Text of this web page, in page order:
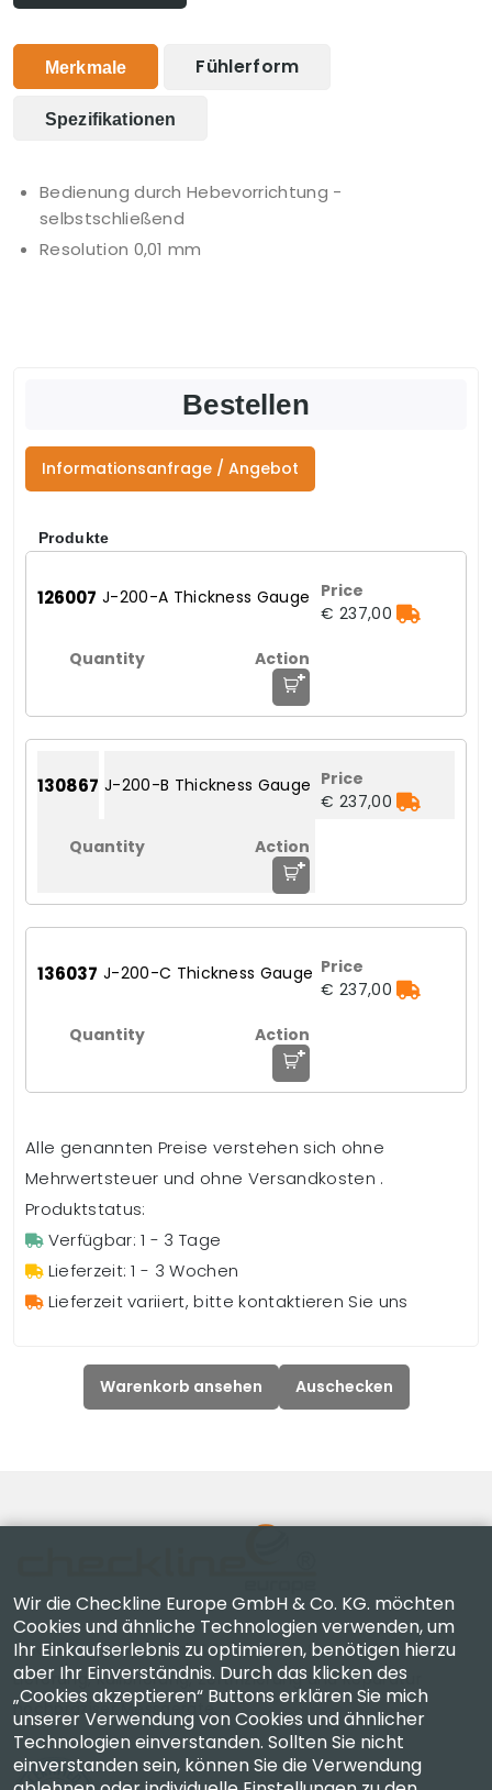
Merkmale Fühlerform
Spezifikationen
Bedienung durch Hebevorrichtung -
selbstschließend
Resolution 0,01 mm
Bestellen
Informationsanfrage / Angebot
Produkte
126007 J-200-A Thickness Gauge
€ 237,00
+
130867 J-200-B Thickness Gauge
€ 237,00
+
136037 J-200-C Thickness Gauge
€ 237,00
+
Alle genannten Preise verstehen sich ohne
Mehrwertsteuer und ohne Versandkosten .
Produktstatus:
Verfügbar: 1 - 3 Tage
Lieferzeit: 1 - 3 Wochen
Lieferzeit variiert, bitte kontaktieren Sie uns
Warenkorb ansehen Auschecken
Checkline Europe GmbH & Co. KG. — Spezialisten für
Lieferung, Kalibrierung, Zertifizierung und Reparatur
hochpräziser Messgeräte.
Wir die Checkline Europe GmbH & Co. KG. möchten
Cookies und ähnliche Technologien verwenden, um
Ihr Einkaufserlebnis zu optimieren, benötigen hierzu
aber Ihr Einverständnis. Durch das klicken des
„Cookies akzeptieren“ Buttons erklären Sie mich
unserer Verwendung von Cookies und ähnlicher
Technologien einverstanden. Sollten Sie nicht
einverstanden sein, können Sie die Verwendung